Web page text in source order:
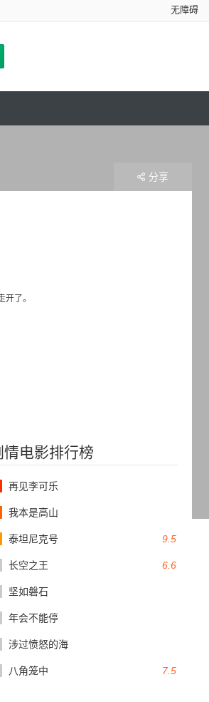
无障碍
了。
分享
情电影排行榜
再见李可乐
我本是高山
9.5
泰坦尼克号
6.6
长空之王
坚如磐石
年会不能停
涉过愤怒的海
7.5
八角笼中